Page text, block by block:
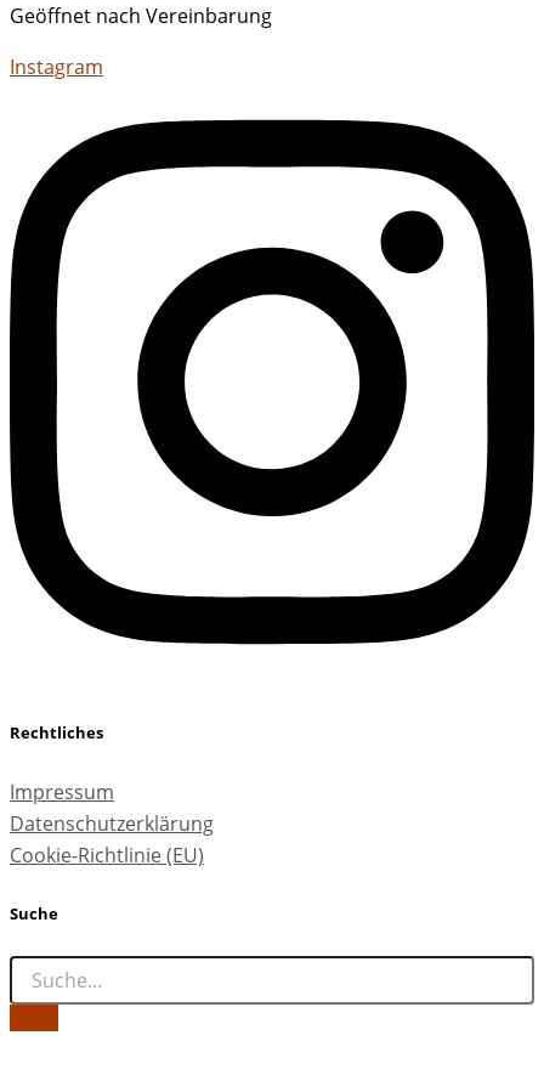
Geöffnet nach Vereinbarung
Instagram
Rechtliches
Impressum
Datenschutzerklärung
Cookie-Richtlinie (EU)
Suche